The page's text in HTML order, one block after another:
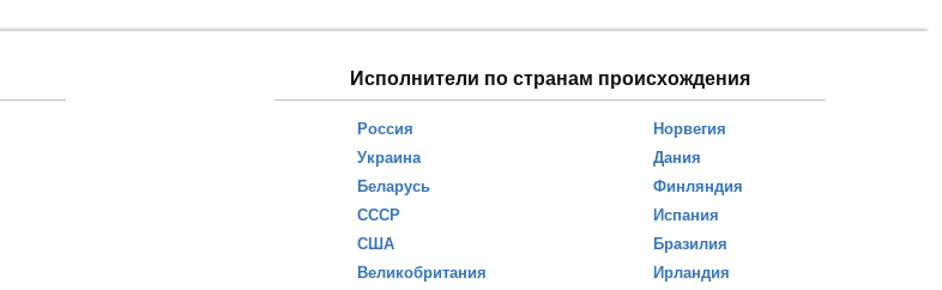
Исполнители по странам происхождения
Россия
Украина
Беларусь
СССР
США
Великобритания
Норвегия
Дания
Финляндия
Испания
Бразилия
Ирландия